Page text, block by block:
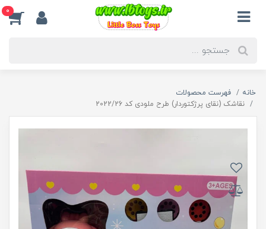
0
خانه
فهرست محصولات
نقاشک (نقای پرژکتوردار) طرح ملودی کد 2022/26